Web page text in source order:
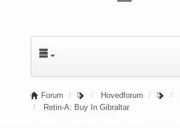
Forum Hovedforum
Retin-A: Buy In Gibraltar